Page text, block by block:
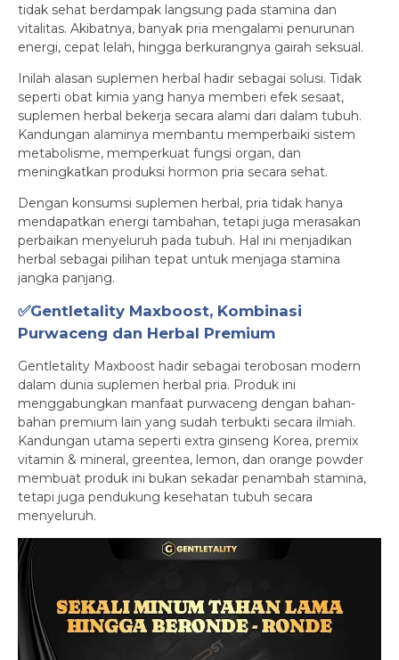
tidak sehat berdampak langsung pada stamina dan
vitalitas. Akibatnya, banyak pria mengalami penurunan
energi, cepat lelah, hingga berkurangnya gairah seksual.
Inilah alasan suplemen herbal hadir sebagai solusi. Tidak
seperti obat kimia yang hanya memberi efek sesaat,
suplemen herbal bekerja secara alami dari dalam tubuh.
Kandungan alaminya membantu memperbaiki sistem
metabolisme, memperkuat fungsi organ, dan
meningkatkan produksi hormon pria secara sehat.
Dengan konsumsi suplemen herbal, pria tidak hanya
mendapatkan energi tambahan, tetapi juga merasakan
perbaikan menyeluruh pada tubuh. Hal ini menjadikan
herbal sebagai pilihan tepat untuk menjaga stamina
jangka panjang.
✅Gentletality Maxboost, Kombinasi
Purwaceng dan Herbal Premium
Gentletality Maxboost hadir sebagai terobosan modern
dalam dunia suplemen herbal pria. Produk ini
menggabungkan manfaat purwaceng dengan bahan-
bahan premium lain yang sudah terbukti secara ilmiah.
Kandungan utama seperti extra ginseng Korea, premix
vitamin & mineral, greentea, lemon, dan orange powder
membuat produk ini bukan sekadar penambah stamina,
tetapi juga pendukung kesehatan tubuh secara
menyeluruh.